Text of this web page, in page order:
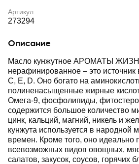
Артикул
273294
Описание
Масло кунжутное АРОМАТЫ
нерафинированное – это
С, Е, D. Оно богато на
полиненасыщенные жирные
Омега-9, фосфолипиды,
содержится большое количество
цинк, кальций, магний, никель и
кунжута используется в народной
времен. Кроме того, оно идеально
всевозможных видов овощных,
салатов, закусок, соусов, горячих